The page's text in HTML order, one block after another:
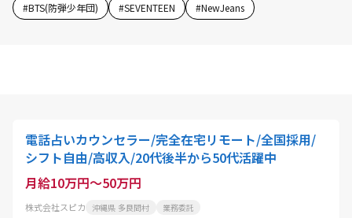
#BTS(防弾少年団) #SEVENTEEN #NewJeans
電話占いカウンセラー/完全在宅リモート/全国採用/
シフト自由/高収入/20代後半から50代活躍中
月給10万円～50万円
株式会社スピカ 沖縄県 多良間村 業務委託